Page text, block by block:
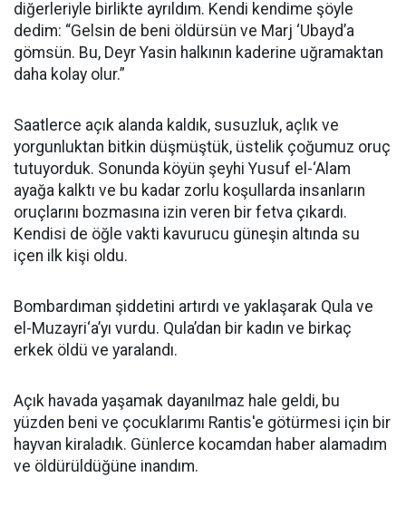
diğerleriyle birlikte ayrıldım. Kendi kendime şöyle
dedim: “Gelsin de beni öldürsün ve Marj ‘Ubayd’a
gömsün. Bu, Deyr Yasin halkının kaderine uğramaktan
daha kolay olur.”
Saatlerce açık alanda kaldık, susuzluk, açlık ve
yorgunluktan bitkin düşmüştük, üstelik çoğumuz oruç
tutuyorduk. Sonunda köyün şeyhi Yusuf el-‘Alam
ayağa kalktı ve bu kadar zorlu koşullarda insanların
oruçlarını bozmasına izin veren bir fetva çıkardı.
Kendisi de öğle vakti kavurucu güneşin altında su
içen ilk kişi oldu.
Bombardıman şiddetini artırdı ve yaklaşarak Qula ve
el-Muzayri‘a’yı vurdu. Qula’dan bir kadın ve birkaç
erkek öldü ve yaralandı.
Açık havada yaşamak dayanılmaz hale geldi, bu
yüzden beni ve çocuklarımı Rantis'e götürmesi için bir
hayvan kiraladık. Günlerce kocamdan haber alamadım
ve öldürüldüğüne inandım.